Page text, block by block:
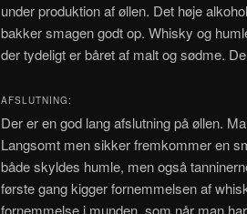
under produktion af øllen. Det høje
bakker smagen godt op. Whisky og
der tydeligt er båret af malt og sødme.
AFSLUTNING:
Der er en god lang afslutning på øllen.
Langsomt men sikker fremkommer en
både skyldes humle, men også
første gang kigger fornemmelsen af
fornemmelse i munden, som når man